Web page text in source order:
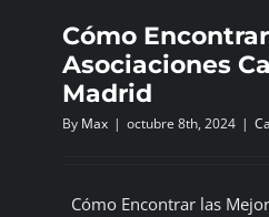
Cómo
Asociaciones
Madrid
By Max | octubre 8th, 2024 |
Cómo Encontrar las